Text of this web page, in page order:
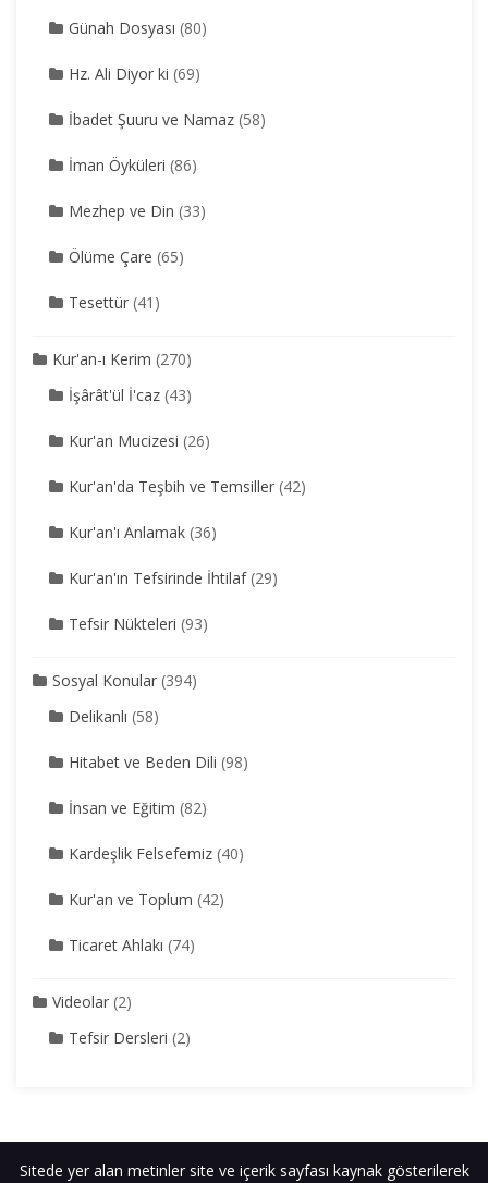
Günah Dosyası (80)
Hz. Ali Diyor ki (69)
İbadet Şuuru ve Namaz (58)
İman Öyküleri (86)
Mezhep ve Din (33)
Ölüme Çare (65)
Tesettür (41)
Kur'an-ı Kerim (270)
İşârât'ül İ'caz (43)
Kur'an Mucizesi (26)
Kur'an'da Teşbih ve Temsiller (42)
Kur'an'ı Anlamak (36)
Kur'an'ın Tefsirinde İhtilaf(29)
Tefsir Nükteleri (93)
Sosyal Konular (394)
Delikanlı (58)
Hitabet ve Beden Dili (98)
İnsan ve Eğitim (82)
Kardeşlik Felsefemiz (40)
Kur'an ve Toplum (42)
Ticaret Ahlakı (74)
Videolar (2)
Tefsir Dersleri (2)
Sitede yer alan metinler site ve içerik sayfası kaynak gösterilerek